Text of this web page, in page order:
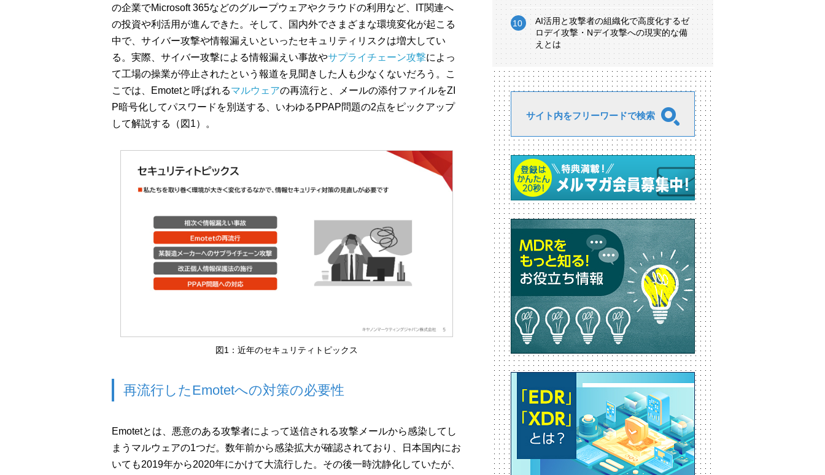
の企業でMicrosoft 365などのグループウェアやクラウドの利用など、IT関連へ
の投資や利活用が進んできた。そして、国内外でさまざまな環境変化が起こる
中で、サイバー攻撃や情報漏えいといったセキュリティリスクは増大してい
る。実際、サイバー攻撃による情報漏えい事故やサプライチェーン攻撃によっ
て工場の操業が停止されたという報道を見聞きした人も少なくないだろう。こ
こでは、Emotetと呼ばれるマルウェアの再流行と、メールの添付ファイルをZI
P暗号化してパスワードを別送する、いわゆるPPAP問題の2点をピックアップ
して解説する（図1）。
図1：近年のセキュリティトピックス
再流行したEmotetへの対策の必要性
Emotetとは、悪意のある攻撃者によって送信される攻撃メールから感染してし
まうマルウェアの1つだ。数年前から感染拡大が確認されており、日本国内にお
いても2019年から2020年にかけて大流行した。その後一時沈静化していたが、
AI活用と攻撃者の組織化で高度化するゼ
ロデイ攻撃・Nデイ攻撃への現実的な備
えとは
サイト内をフリーワードで検索